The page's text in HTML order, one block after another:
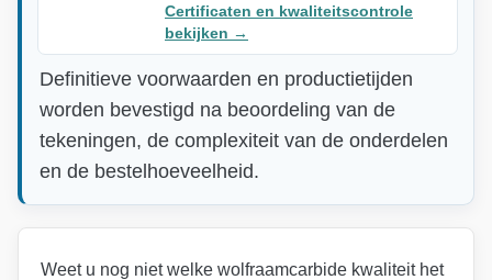
Certificaten en kwaliteitscontrole
bekijken →
Definitieve voorwaarden en productietijden
worden bevestigd na beoordeling van de
tekeningen, de complexiteit van de onderdelen
en de bestelhoeveelheid.
Weet u nog niet welke wolfraamcarbide kwaliteit het